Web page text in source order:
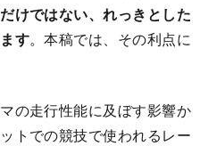
けではない、れっきとした
す。本稿では、その利点に
の走行性能に及ぼす影響か
トでの競技で使われるレー